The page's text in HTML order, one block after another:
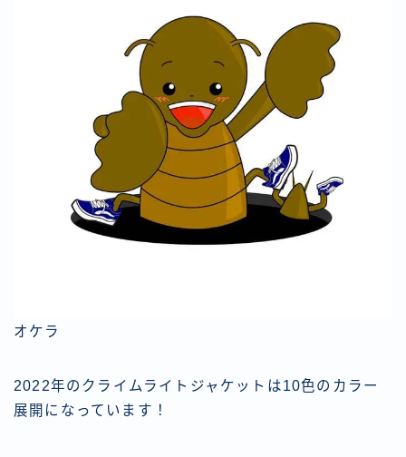
オケラ
2022年のクライムライトジャケットは10色のカラー
展開になっています！